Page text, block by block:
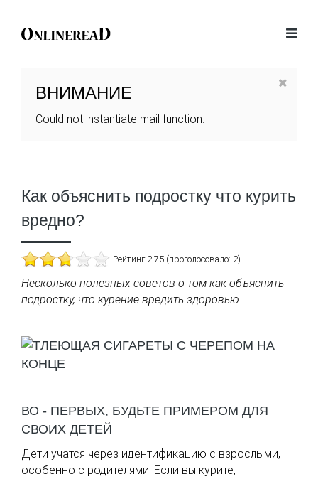
ВНИМАНИЕ
Could not instantiate mail function.
Как объяснить подростку что курить
вредно?
Рейтинг 2.75 (проголосовало: 2)
Несколько полезных советов о том как объяснить
подростку, что курение вредить здоровью.
ВО - ПЕРВЫХ, БУДЬТЕ ПРИМЕРОМ ДЛЯ
СВОИХ ДЕТЕЙ
Дети учатся через идентификацию с взрослыми,
особенно с родителями. Если вы курите,